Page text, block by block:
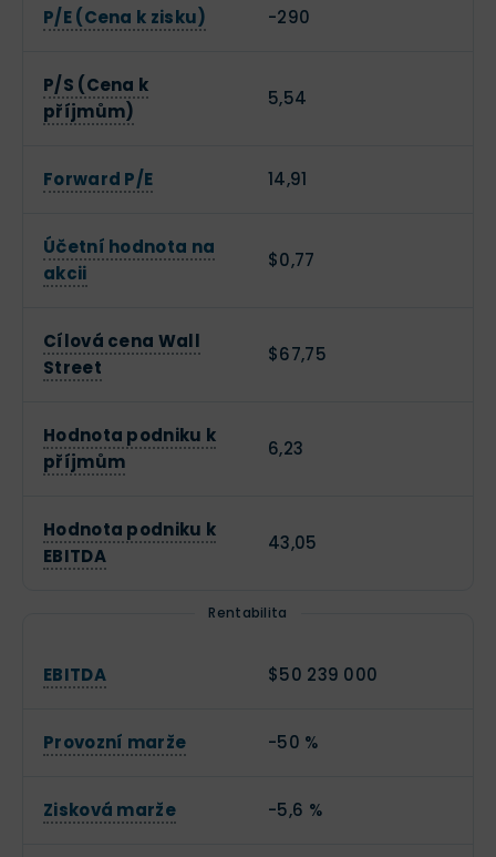
P/E (Cena k zisku) -290
P/S (Cena k
příjmům)
5,54
Forward P/E 14,91
Účetní hodnota na
akcii
$0,77
Cílová cena Wall
Street
$67,75
Hodnota podniku k
příjmům
6,23
Hodnota podniku k
EBITDA
43,05
Rentabilita
EBITDA $50 239 000
Provozní marže -50 %
Zisková marže -5,6 %